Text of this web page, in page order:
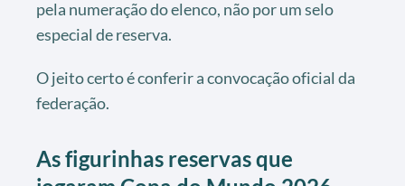
pela numeração do elenco, não por um selo
especial de reserva.
O jeito certo é conferir a convocação oficial da
federação.
As figurinhas reservas que